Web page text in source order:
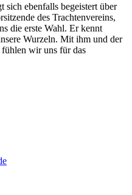
sich ebenfalls begeistert über
des Trachtenvereins,
die erste Wahl. Er kennt
Wurzeln. Mit ihm und der
fühlen wir uns für das